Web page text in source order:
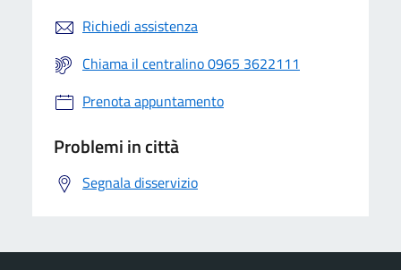
Richiedi assistenza
Chiama il centralino 0965 3622111
Prenota appuntamento
Problemi in città
Segnala disservizio